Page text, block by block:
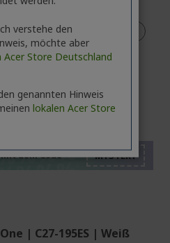
dem Code
| C27-195ES | Weiß
verstehe den
möchte aber
Acer Store Deutschland
genannten Hinweis
lokalen Acer Store